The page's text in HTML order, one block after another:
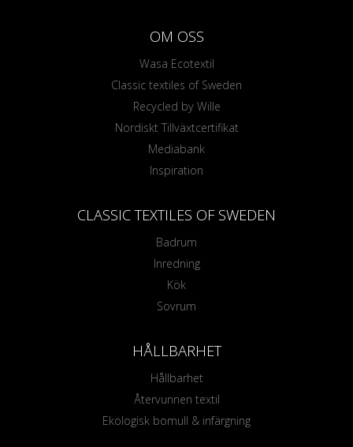
OM OSS
Wasa Ecotextil
Classic textiles of Sweden
Recycled by Wille
Nordiskt Tillväxtcertifikat
Mediabank
Inspiration
CLASSIC TEXTILES OF SWEDEN
Badrum
Inredning
Kök
Sovrum
HÅLLBARHET
Hållbarhet
Återvunnen textil
Ekologisk bomull & infärgning